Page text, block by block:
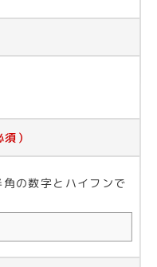
須）
の数字とハイフンで